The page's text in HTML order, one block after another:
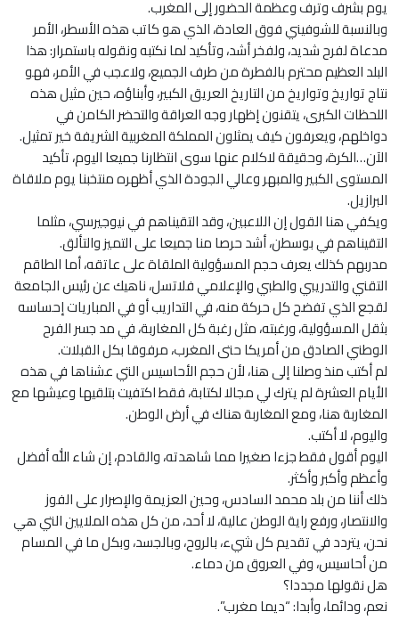
يوم بشرف وترف وعظمة الحضور إلى المغرب.
وبالنسبة للشوفيني فوق العادة، الذي هو كاتب هذه الأسطر، الأمر
مدعاة لفرح شديد، ولفخر أشد، وتأكيد لما نكتبه ونقوله باستمرار: هذا
البلد العظيم محترم بالفطرة من طرف الجميع، ولاعجب في الأمر، فهو
نتاج تواريخ وتواريخ من التاريخ العريق الكبير، وأبناؤه، حين مثيل هذه
اللحظات الكبرى، يتقنون إظهار وجه العراقة والتحضر الكامن في
دواخلهم، ويعرفون كيف يمثلون المملكة المغربية الشريفة خير تمثيل.
الآن…الكرة، وحقيقة لاكلام عنها سوى انتظارنا جميعا اليوم، تأكيد
المستوى الكبير والمبهر وعالي الجودة الذي أظهره منتخبنا يوم ملاقاة
البرازيل.
ويكفي هنا القول إن اللاعبين، وقد التقيناهم في نيوجيرسي، مثلما
التقيناهم في بوسطن، أشد حرصا منا جميعا على التميز والتألق.
مدربهم كذلك يعرف حجم المسؤولية الملقاة على عاتقه، أما الطاقم
التقني والتدريبي والطبي والإعلامي فلاتسل، ناهيك عن رئيس الجامعة
لقجع الذي تفضح كل حركة منه، في التداريب أو في المباريات إحساسه
بثقل المسؤولية، ورغبته، مثل رغبة كل المغاربة، في مد جسر الفرح
الوطني الصادق من أمريكا حتى المغرب، مرفوقا بكل القبلات.
لم أكتب منذ وصلنا إلى هنا، لأن حجم الأحاسيس التي عشناها في هذه
الأيام العشرة لم يترك لي مجالا لكتابة، فقط اكتفيت بتلقيها وعيشها مع
المغاربة هنا، ومع المغاربة هناك في أرض الوطن.
واليوم، لا أكتب.
اليوم أقول فقط جزءا صغيرا مما شاهدته، والقادم، إن شاء الله أفضل
وأعظم وأكبر وأكثر.
ذلك أننا من بلد محمد السادس، وحين العزيمة والإصرار على الفوز
والانتصار، ورفع راية الوطن عالية، لا أحد، من كل هذه الملايين التي هي
نحن، يتردد في تقديم كل شيء، بالروح، وبالجسد، وبكل ما في المسام
من أحاسيس، وفي العروق من دماء.
هل نقولها مجددا؟
نعم، ودائما، وأبدا: “ديما مغرب”.